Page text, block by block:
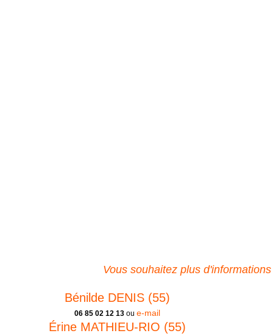
Vous souhaitez plus
Bénilde DENIS (55)
06 85 02 12 13 ou e-mail
Érine MATHIEU-RIO (55)